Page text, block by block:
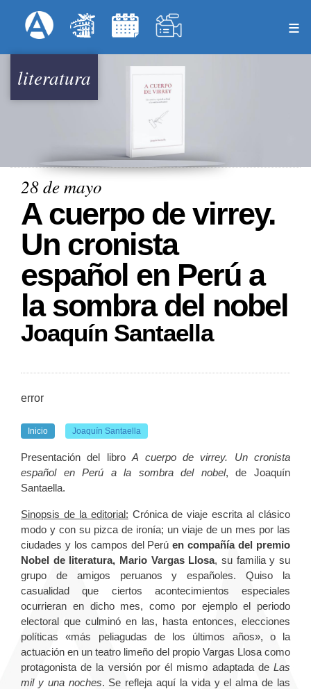
al
Menú Superior
literatura
28 de mayo
A cuerpo de virrey.
Un cronista
español en Perú a
la sombra del nobel
Joaquín Santaella
error
Inicio Joaquín Santaella
Presentación del libroA cuerpo de virrey. Un cronista
español en Perú a la sombra del nobel, de Joaquín
Santaella.
Sinopsis de la editorial: Crónica de viaje escrita al clásico
modo y con su pizca de ironía; un viaje de un mes por las
ciudades y los campos del Perúen compañía del premio
Nobel de literatura, Mario Vargas Llosa, su familia y su
grupo de amigos peruanos y españoles. Quiso la
casualidad que ciertos acontecimientos especiales
ocurrieran en dicho mes, como por ejemplo el periodo
electoral que culminó en las, hasta entonces, elecciones
políticas «más peliagudas de los últimos años», o la
actuación en un teatro limeño del propio Vargas Llosa como
protagonista de la versión por él mismo adaptada de Las
mil y una noches. Se refleja aquí la vida y el alma de las